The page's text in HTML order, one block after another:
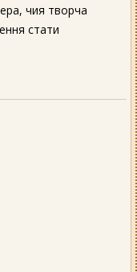
чия творча
стати